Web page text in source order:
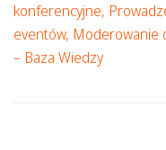
konferencyjne,
eventów, Moderowanie
– Baza Wiedzy